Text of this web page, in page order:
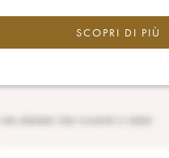
SCOPRI DI PIÙ